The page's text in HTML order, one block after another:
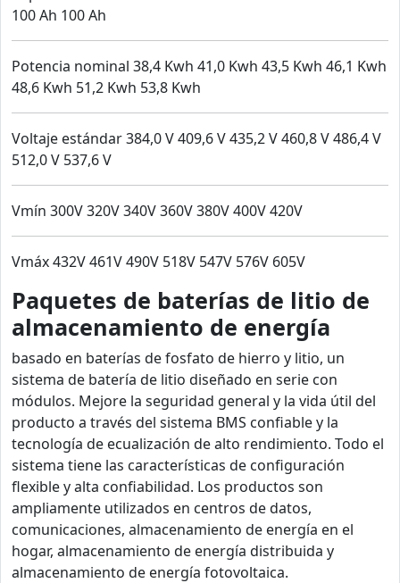
100 Ah 100 Ah
Potencia nominal 38,4 Kwh 41,0 Kwh 43,5 Kwh 46,1 Kwh
48,6 Kwh 51,2 Kwh 53,8 Kwh
Voltaje estándar 384,0 V 409,6 V 435,2 V 460,8 V 486,4 V
512,0 V 537,6 V
Vmín 300V 320V 340V 360V 380V 400V 420V
Vmáx 432V 461V 490V 518V 547V 576V 605V
Paquetes de baterías de litio de
almacenamiento de energía
basado en baterías de fosfato de hierro y litio, un
sistema de batería de litio diseñado en serie con
módulos. Mejore la seguridad general y la vida útil del
producto a través del sistema BMS confiable y la
tecnología de ecualización de alto rendimiento. Todo el
sistema tiene las características de configuración
flexible y alta confiabilidad. Los productos son
ampliamente utilizados en centros de datos,
comunicaciones, almacenamiento de energía en el
hogar, almacenamiento de energía distribuida y
almacenamiento de energía fotovoltaica.